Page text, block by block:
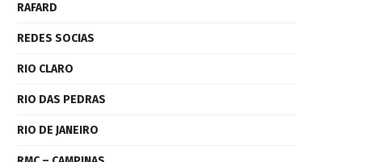
RAFARD
REDES SOCIAS
RIO CLARO
RIO DAS PEDRAS
RIO DE JANEIRO